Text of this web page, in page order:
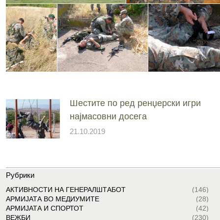
Шестите по ред ренџерски игри
најмасовни досега
21.10.2019
Рубрики
АКТИВНОСТИ НА ГЕНЕРАЛШТАБОТ
(146)
АРМИЈАТА ВО МЕДИУМИТЕ
(28)
АРМИЈАТА И СПОРТОТ
(42)
ВЕЖБИ
(230)